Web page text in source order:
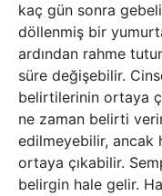
kaç gün sonra
döllenmiş bir
ardından rahme
süre değişebilir.
belirtilerinin ortaya
ne zaman belirti
edilmeyebilir, ancak
ortaya çıkabilir.
belirgin hale gelir.